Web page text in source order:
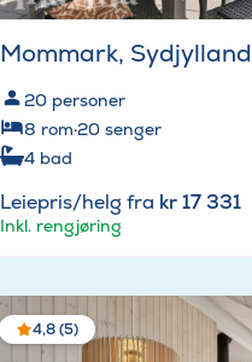
Mommark, Sydjylland
20 personer
8 rom·20 senger
4 bad
Leiepris/helg fra kr 17 331
Inkl. rengjøring
4,8 (5)